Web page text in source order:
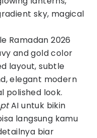
sky, magical
Ramadan 2026
and gold color
layout, subtle
elegant modern
polished look.
AI untuk bikin
langsung kamu
biar